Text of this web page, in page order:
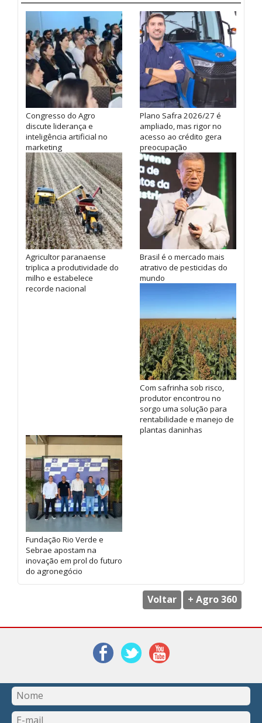
Congresso do Agro
discute liderança e
inteligência artificial no
marketing
Plano Safra 2026/27 é
ampliado, mas rigor no
acesso ao crédito gera
preocupação
Agricultor paranaense
triplica a produtividade do
milho e estabelece
recorde nacional
Brasil é o mercado mais
atrativo de pesticidas do
mundo
Com safrinha sob risco,
produtor encontrou no
sorgo uma solução para
rentabilidade e manejo de
plantas daninhas
Fundação Rio Verde e
Sebrae apostam na
inovação em prol do futuro
do agronegócio
Voltar + Agro 360